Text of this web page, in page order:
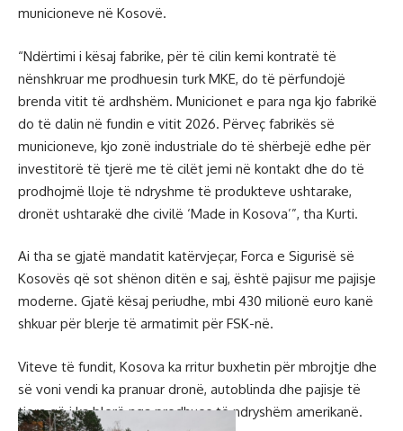
municioneve në Kosovë.
“Ndërtimi i kësaj fabrike, për të cilin kemi kontratë të
nënshkruar me prodhuesin turk MKE, do të përfundojë
brenda vitit të ardhshëm. Municionet e para nga kjo fabrikë
do të dalin në fundin e vitit 2026. Përveç fabrikës së
municioneve, kjo zonë industriale do të shërbejë edhe për
investitorë të tjerë me të cilët jemi në kontakt dhe do të
prodhojmë lloje të ndryshme të produkteve ushtarake,
dronët ushtarakë dhe civilë ‘Made in Kosova’”, tha Kurti.
Ai tha se gjatë mandatit katërvjeçar, Forca e Sigurisë së
Kosovës që sot shënon ditën e saj, është pajisur me pajisje
moderne. Gjatë kësaj periudhe, mbi 430 milionë euro kanë
shkuar për blerje të armatimit për FSK-në.
Viteve të fundit, Kosova ka rritur buxhetin për mbrojtje dhe
së voni vendi ka pranuar dronë, autoblinda dhe pajisje të
tjera që i ka blerë nga prodhues të ndryshëm amerikanë.